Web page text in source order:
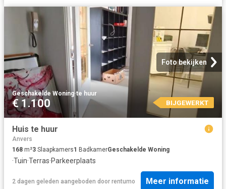
Foto bekijken
Geschakelde Woning·te huur
€ 1.100 BIJGEWERKT
Huis te huur
Anvers
168 m²3 Slaapkamers1 BadkamerGeschakelde Woning
·Tuin·Terras·Parkeerplaats
2 dagen geleden aangeboden door rentumo Meer informatie